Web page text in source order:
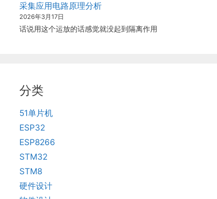
采集应用电路原理分析
2026年3月17日
话说用这个运放的话感觉就没起到隔离作用
分类
51单片机
ESP32
ESP8266
STM32
STM8
硬件设计